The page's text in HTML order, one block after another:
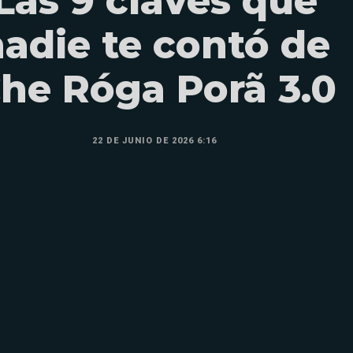
te contó de
Róga Porã 3.0
22 DE JUNIO DE 2026 6:16